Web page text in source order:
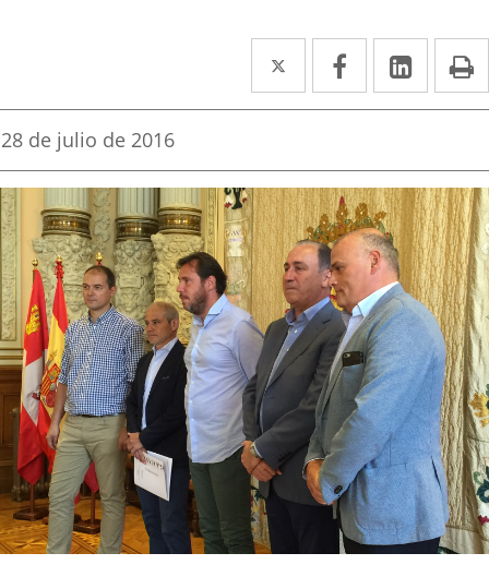
Twitter
Enlace
a
aplicación
externa.
Facebook
Enlace
a
aplicación
externa.
Enlace
a
Fecha
la
noticia
28 de julio de 2016